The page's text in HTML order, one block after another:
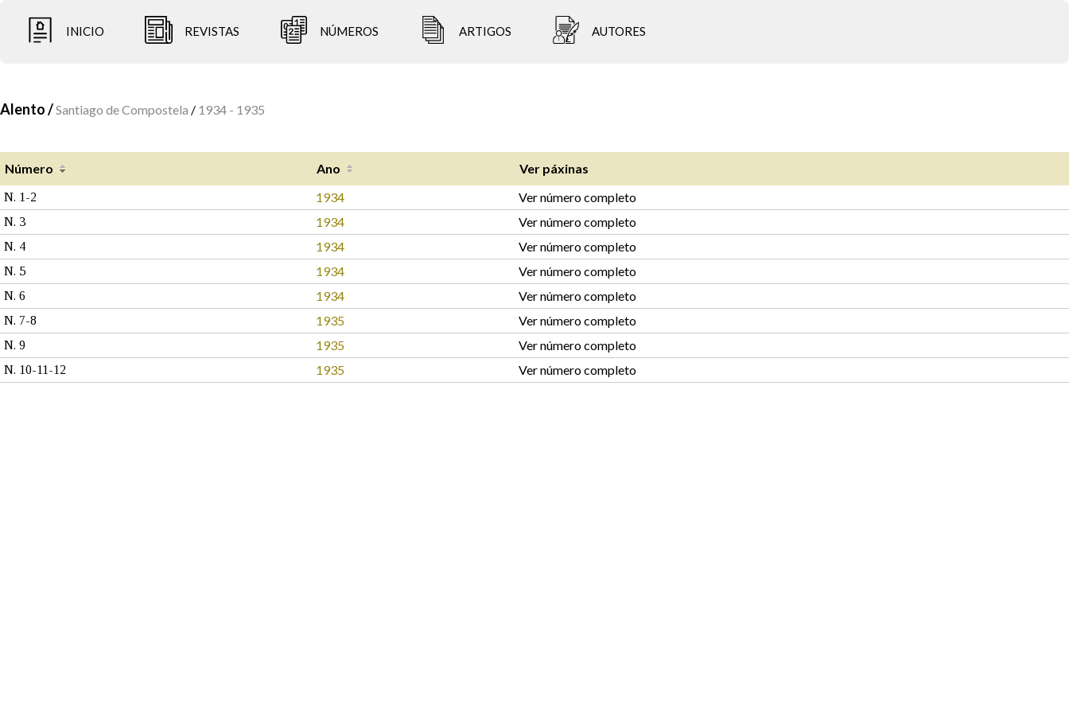
INICIO REVISTAS NÚMEROS ARTIGOS AUTORES
Alento /Santiago de Compostela / 1934 - 1935
Número Ano Ver páxinas
N. 1-2 1934 Ver número completo
N. 3 1934 Ver número completo
N. 4 1934 Ver número completo
N. 5 1934 Ver número completo
N. 6 1934 Ver número completo
N. 7-8 1935 Ver número completo
N. 9 1935 Ver número completo
N. 10-11-12 1935 Ver número completo